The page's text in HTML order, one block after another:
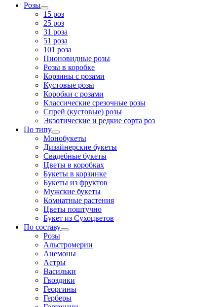
Розы
15 роз
25 роз
31 роза
51 роза
101 роза
Пионовидные розы
Розы в коробке
Корзины с розами
Кустовые розы
Коробки с розами
Классические срезочные розы
Спрей (кустовые) розы
Экзотические и редкие сорта роз
По типу
Монобукеты
Дизайнерские букеты
Свадебные букеты
Цветы в коробках
Букеты в корзинке
Букеты из фруктов
Мужские букеты
Комнатные растения
Цветы поштучно
Букет из Сухоцветов
По составу
Розы
Альстромерии
Анемоны
Астры
Васильки
Гвоздики
Георгины
Герберы